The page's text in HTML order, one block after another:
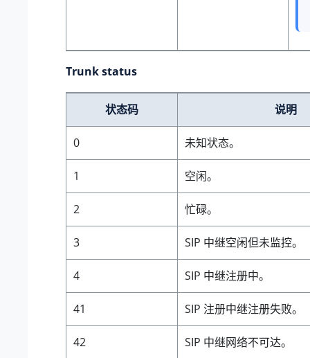
Trunk status
状态码 说明
0 未知状态。
1 空闲。
2 忙碌。
3 SIP 中继空闲但未监控。
4 SIP 中继注册中。
41 SIP 注册中继注册失败。
42 SIP 中继网络不可达。